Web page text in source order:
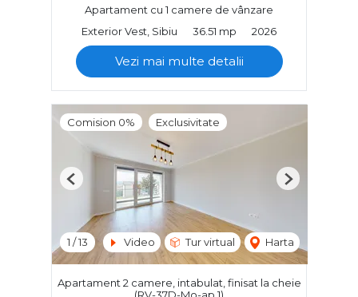
Apartament cu 1 camere de vânzare
Exterior Vest, Sibiu
36.51 mp 2026
Vezi mai multe detalii
Comision 0% Exclusivitate
1 /13 Video Tur virtual Harta
Previous Next
Apartament 2 camere, intabulat, finisat la cheie